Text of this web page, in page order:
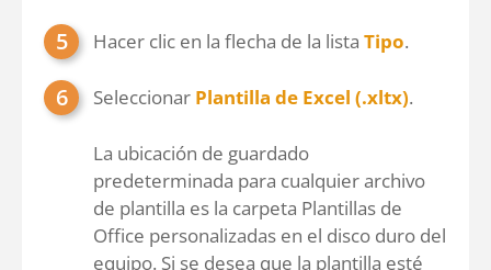
Hacer clic en la flecha de la lista Tipo.
Seleccionar Plantilla de Excel (.xltx).
La ubicación de guardado
predeterminada para cualquier archivo
de plantilla es la carpeta Plantillas de
Office personalizadas en el disco duro del
equipo. Si se desea que la plantilla esté